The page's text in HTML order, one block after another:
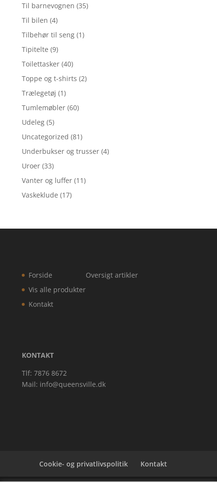
Til barnevognen (35)
Til bilen (4)
Tilbehør til seng (1)
Tipitelte (9)
Toilettasker (40)
Toppe og t-shirts (2)
Trælegetøj (1)
Tumlemøbler (60)
Udeleg (5)
Uncategorized (81)
Underbukser og trusser (4)
Uroer (33)
Vanter og luffer (11)
Vaskeklude (17)
Forside
Vis alle produkter
Kontakt
Oversigt artikler
KONTAKT
Tlf: 7876 8672
Mail: info@queensville.dk
Cookie- og privatlivspolitik Kontakt